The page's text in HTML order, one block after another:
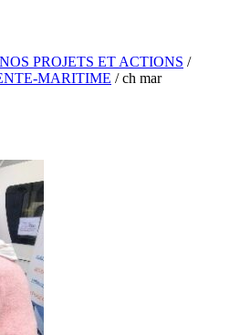
NOS PROJETS ET ACTIONS /
MARITIME /ch mar